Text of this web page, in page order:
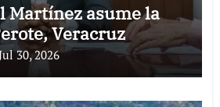
Martínez asume la
Veracruz
30, 2026